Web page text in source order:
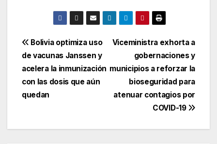
Navegación
de
entradas
Viceministra exhorta a
gobernaciones y
municipios a reforzar la
bioseguridad para
atenuar contagios por
COVID-19
Bolivia optimiza uso
de vacunas Janssen y
acelera la inmunización
con las dosis que aún
quedan